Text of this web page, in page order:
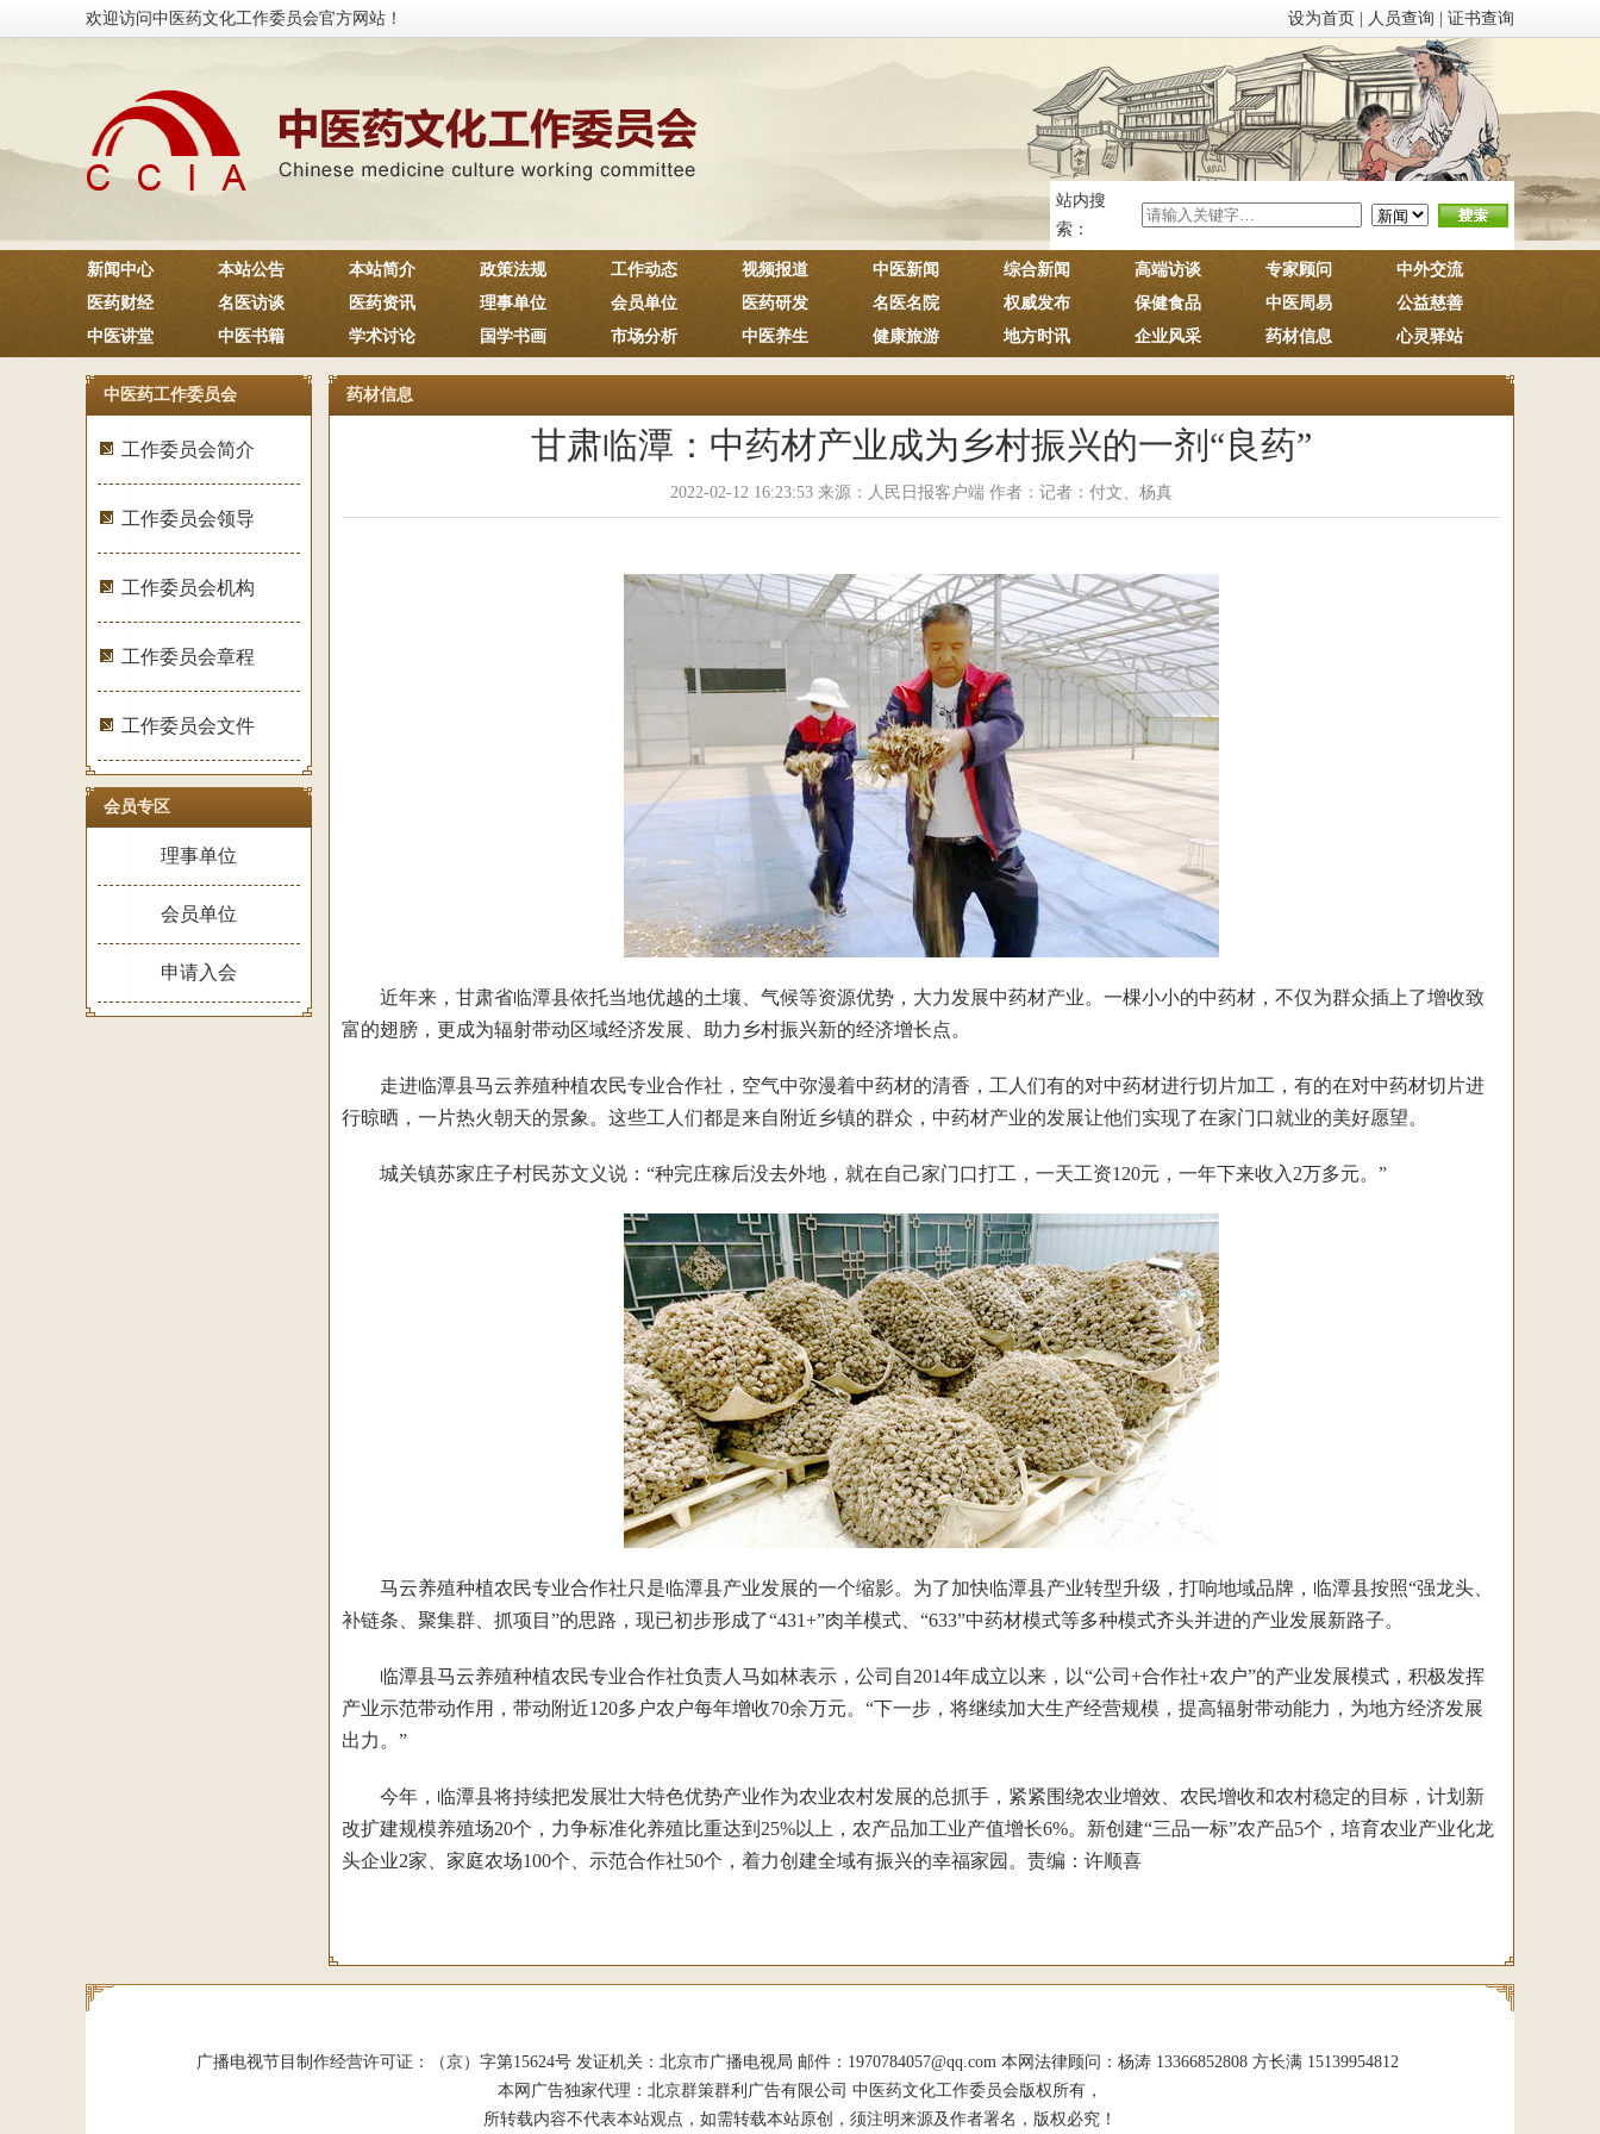
欢迎访问中医药文化工作委员会官方网站！ 设为首页 人员查询 证书查询
站内搜
索：
新闻中心 本站公告 本站简介 政策法规 工作动态 视频报道 中医新闻 综合新闻 高端访谈 专家顾问
中外交流
医药财经
名医访谈 医药资讯 理事单位 会员单位 医药研发 名医名院 权威发布 保健食品 中医周易
公益慈善
中医讲堂
中医书籍 学术讨论 国学书画 市场分析 中医养生 健康旅游 地方时讯 企业风采 药材信息 心灵驿站
中医药工作委员会
工作委员会简介
工作委员会领导
工作委员会机构
工作委员会章程
工作委员会文件
会员专区
理事单位
会员单位
申请入会
药材信息
甘肃临潭：中药材产业成为乡村振兴的一剂“良药”
2022-02-12 16:23:53 来源：人民日报客户端 作者：记者：付文、杨真
近年来，甘肃省临潭县依托当地优越的土壤、气候等资源优势，大力发展中药材产业。一棵小小的中药材，不仅为群众插上了增收致
富的翅膀，更成为辐射带动区域经济发展、助力乡村振兴新的经济增长点。
走进临潭县马云养殖种植农民专业合作社，空气中弥漫着中药材的清香，工人们有的对中药材进行切片加工，有的在对中药材切片进
行晾晒，一片热火朝天的景象。这些工人们都是来自附近乡镇的群众，中药材产业的发展让他们实现了在家门口就业的美好愿望。
城关镇苏家庄子村民苏文义说：“种完庄稼后没去外地，就在自己家门口打工，一天工资120元，一年下来收入2万多元。”
马云养殖种植农民专业合作社只是临潭县产业发展的一个缩影。为了加快临潭县产业转型升级，打响地域品牌，临潭县按照“强龙头、
补链条、聚集群、抓项目”的思路，现已初步形成了“431+”肉羊模式、“633”中药材模式等多种模式齐头并进的产业发展新路子。
临潭县马云养殖种植农民专业合作社负责人马如林表示，公司自2014年成立以来，以“公司+合作社+农户”的产业发展模式，积极发挥
产业示范带动作用，带动附近120多户农户每年增收70余万元。“下一步，将继续加大生产经营规模，提高辐射带动能力，为地方经济发展
出力。”
今年，临潭县将持续把发展壮大特色优势产业作为农业农村发展的总抓手，紧紧围绕农业增效、农民增收和农村稳定的目标，计划新
改扩建规模养殖场20个，力争标准化养殖比重达到25%以上，农产品加工业产值增长6%。新创建“三品一标”农产品5个，培育农业产业化龙
头企业2家、家庭农场100个、示范合作社50个，着力创建全域有振兴的幸福家园。责编：许顺喜
广播电视节目制作经营许可证：（京）字第15624号 发证机关：北京市广播电视局 邮件：1970784057@qq.com 本网法律顾问：杨涛 13366852808 方长满 15139954812
本网广告独家代理：北京群策群利广告有限公司 中医药文化工作委员会版权所有，
所转载内容不代表本站观点，如需转载本站原创，须注明来源及作者署名，版权必究！